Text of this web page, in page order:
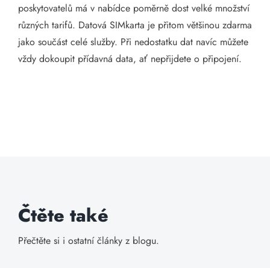
poskytovatelů má v nabídce poměrně dost velké množství
různých tarifů. Datová SIMkarta je přitom většinou zdarma
jako součást celé služby. Při nedostatku dat navíc můžete
vždy dokoupit přídavná data, ať nepřijdete o připojení.
Čtěte také
Přečtěte si i ostatní články z blogu.